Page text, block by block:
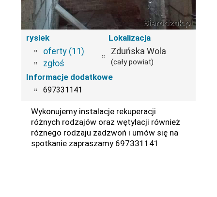
rysiek
oferty (11)
zgłoś
Lokalizacja
Zduńska Wola
(cały powiat)
Informacje dodatkowe
697331141
Wykonujemy instalacje rekuperacji
różnych rodzajów oraz wętylacji również
różnego rodzaju zadzwoń i umów się na
spotkanie zapraszamy 697331141